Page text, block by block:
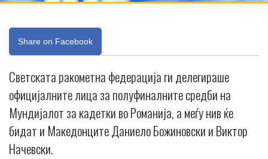
Share on Facebook
Светската ракометна федерација ги делегираше
официјалните лица за полуфиналните средби на
Мундијалот за кадетки во Романија, а меѓу нив ќе
бидат и Македонците Даниело Божиновски и Виктор
Начевски.